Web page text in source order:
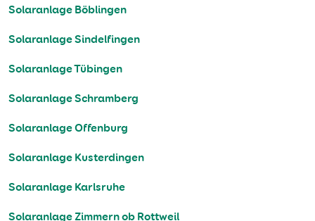
Solaranlage Böblingen
Solaranlage Sindelfingen
Solaranlage Tübingen
Solaranlage Schramberg
Solaranlage Offenburg
Solaranlage Kusterdingen
Solaranlage Karlsruhe
Solaranlage Zimmern ob Rottweil